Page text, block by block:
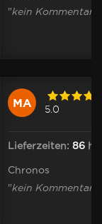
"kein Kommentar
MA 5.0
Lieferzeiten: 86 h
Chronos
"kein Kommentar